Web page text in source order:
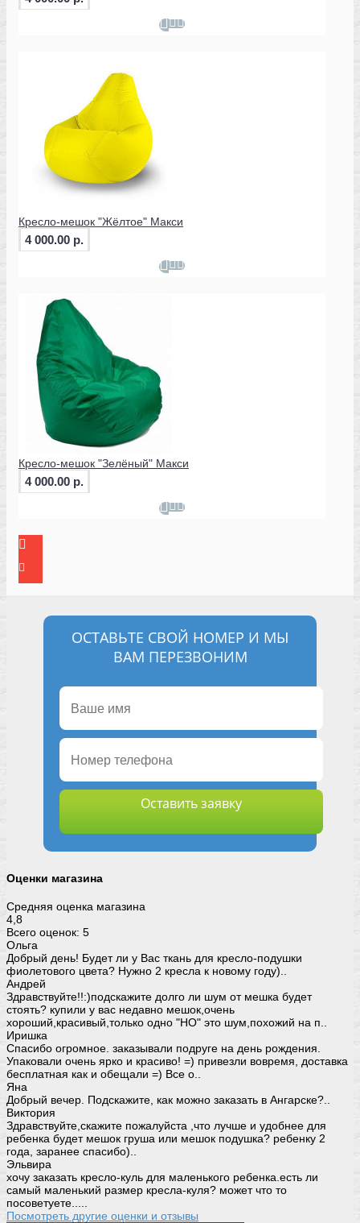
Кресло-мешок "Жёлтое" Макси
4 000.00 р.
Кресло-мешок "Зелёный" Макси
4 000.00 р.
ОСТАВЬТЕ СВОЙ НОМЕР И МЫ
ВАМ ПЕРЕЗВОНИМ
Оставить заявку
Оценки магазина
Средняя оценка магазина
4,8
Всего оценок: 5
Ольга
Добрый день! Будет ли у Вас ткань для кресло-подушки
фиолетового цвета? Нужно 2 кресла к новому году)..
Андрей
Здравствуйте!!:)подскажите долго ли шум от мешка будет
стоять? купили у вас недавно мешок,очень
хороший,красивый,только одно "НО" это шум,похожий на п..
Иришка
Спасибо огромное. заказывали подруге на день рождения.
Упаковали очень ярко и красиво! =) привезли вовремя, доставка
бесплатная как и обещали =) Все о..
Яна
Добрый вечер. Подскажите, как можно заказать в Ангарске?..
Виктория
Здравствуйте,скажите пожалуйста ,что лучше и удобнее для
ребенка будет мешок груша или мешок подушка? ребенку 2
года, заранее спасибо)..
Эльвира
хочу заказать кресло-куль для маленького ребенка.есть ли
самый маленький размер кресла-куля? может что то
посоветуете.....
Посмотреть другие оценки и отзывы